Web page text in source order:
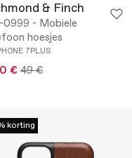
& Finch
0999 - Mobiele
hoesjes
7PLUS
€ 49 €
korting